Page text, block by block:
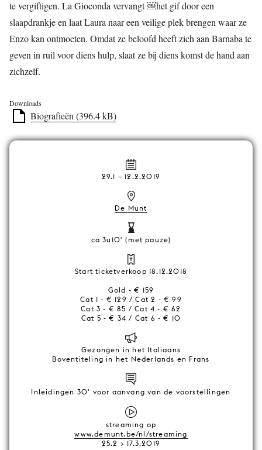
te vergiftigen. La Gioconda vervangt ￼het gif door een
slaapdrankje en laat Laura naar een veilige plek brengen waar ze
Enzo kan ontmoeten. Omdat ze beloofd heeft zich aan Barnaba te
geven in ruil voor diens hulp, slaat ze bij diens komst de hand aan
zichzelf.
Downloads
Biografieën (396.4 kB)
29.1 – 12.2.2019
De Munt
ca 3u10' (met pauze)
Start ticketverkoop 18.12.2018
Gold - € 159
Cat 1 - € 129 / Cat 2 - € 99
Cat 3 - € 85 / Cat 4 - € 62
Cat 5 - € 34 / Cat 6 - € 10
Gezongen in het Italiaans
Boventiteling in het Nederlands en Frans
Inleidingen 30' voor aanvang van de voorstellingen
streaming op
www.demunt.be/nl/streaming
25.2 > 17.3.2019